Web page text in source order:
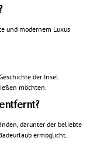
und modernem Luxus
der Insel
möchten.
darunter der beliebte
ermöglicht.